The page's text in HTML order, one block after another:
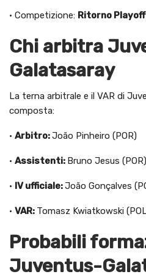
· Competizione: Ritorno
Chi arbitra
Galatasaray
La terna arbitrale e il VAR di
composta:
· Arbitro:João Pinheiro (POR)
· Assistenti: Bruno Jesus
· IV ufficiale:João Gonçalves
· VAR: Tomasz Kwiatkowski
Probabili
Juventus-